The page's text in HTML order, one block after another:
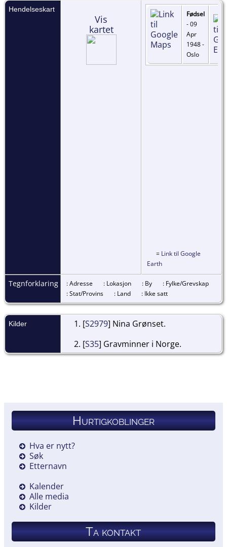
Hendelseskart
Vis
kartet
Fødsel
- 09
Apr
1948 -
Oslo
= Link til Google
Earth
Tegnforklaring : Adresse : Lokasjon : By
: Fylke/Grevskap
: Stat/Provins
: Land : Ikke satt
Kilder [S2979] Nina Grønset.
[S35] Gravminner i Norge.
Hurtigkoblinger
Hva er nytt?
Søk
Etternavn
Kalender
Alle media
Kilder
Ta kontakt